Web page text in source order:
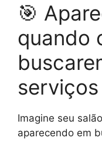
🎯
quando
serviços
Imagine seu
aparecendo em